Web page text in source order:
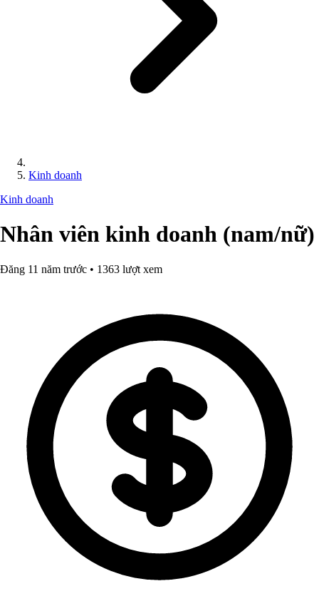
Kinh doanh
Kinh doanh
Nhân viên kinh doanh (nam/nữ)
Đăng 11 năm trước • 1363 lượt xem